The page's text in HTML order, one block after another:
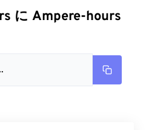
に Ampere-hours